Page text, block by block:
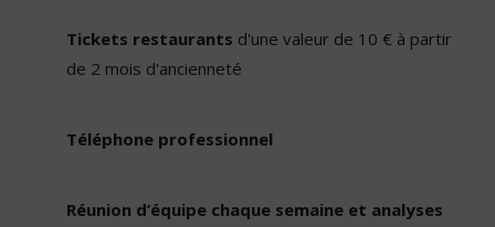
Tickets restaurants d'une valeur de 10 € à partir
de 2 mois d'ancienneté
Téléphone professionnel
Réunion d’équipe chaque semaine et analyses